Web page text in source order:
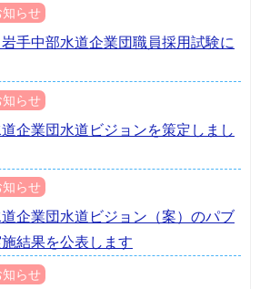
知らせ
手中部水道企業団職員採用試験に
知らせ
企業団水道ビジョンを策定しまし
知らせ
企業団水道ビジョン（案）のパブ
結果を公表します
知らせ